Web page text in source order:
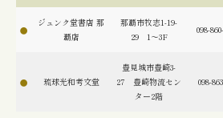
ジュンク堂書店 那
覇店
那覇市牧志1-19-
29 1～3F
098-
琉球光和考文堂
豊見城市豊崎3-
27 豊崎物流セン
ター2階
098-